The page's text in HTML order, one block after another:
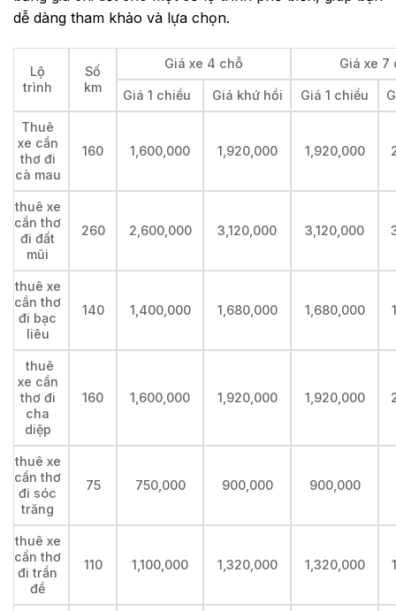
dễ dàng tham khảo và lựa chọn.
Lộ
trình
Số
km
Giá xe 4 chỗ Giá xe 7
Giá 1 chiều Giá khứ hồi Giá 1 chiều
Thuê
xe cần
thơ đi
cà mau
160 1,600,000 1,920,000 1,920,000
thuê xe
cần thơ
đi đất
mũi
260 2,600,000 3,120,000 3,120,000
thuê xe
cần thơ
đi bạc
liêu
140 1,400,000 1,680,000 1,680,000
thuê
xe cần
thơ đi
cha
diệp
160 1,600,000 1,920,000 1,920,000
thuê xe
cần thơ
đi sóc
trăng
75 750,000 900,000 900,000
thuê xe
cần thơ
đi trần
đề
110 1,100,000 1,320,000 1,320,000